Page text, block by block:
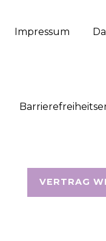
Impressum
VERTRAG